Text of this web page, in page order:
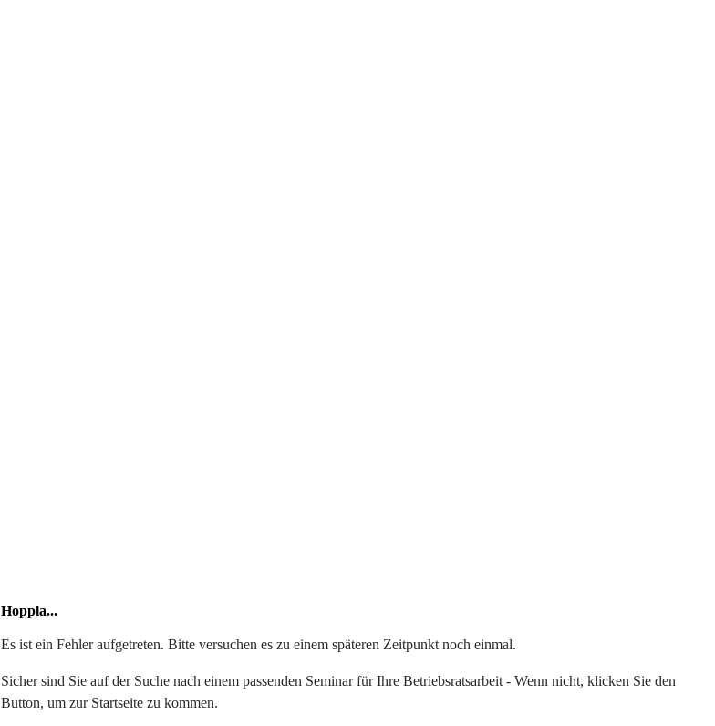
Hoppla...
Es ist ein Fehler aufgetreten. Bitte versuchen es zu einem späteren Zeitpunkt noch einmal.
Sicher sind Sie auf der Suche nach einem passenden Seminar für Ihre Betriebsratsarbeit - Wenn nicht, klicken Sie den
Button, um zur Startseite zu kommen.